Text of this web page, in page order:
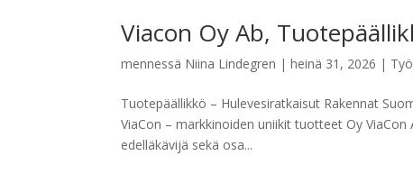
Viacon Oy Ab,
mennessä Niina Lindegren |heinä 31, 2026 |
Tuotepäällikkö – Hulevesiratkaisut Rakennat
ViaCon – markkinoiden uniikit tuotteet Oy
edelläkävijä sekä osa...